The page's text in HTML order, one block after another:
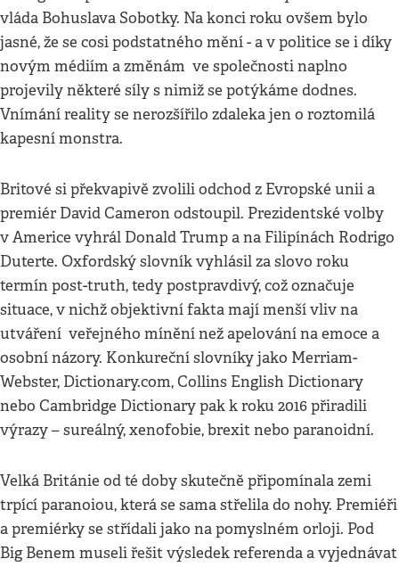
vláda Bohuslava Sobotky. Na konci roku ovšem bylo
jasné, že se cosi podstatného mění - a v politice se i díky
novým médiím a změnám ve společnosti naplno
projevily některé síly s nimiž se potýkáme dodnes.
Vnímání reality se nerozšířilo zdaleka jen o roztomilá
kapesní monstra.
Britové si překvapivě zvolili odchod z Evropské unii a
premiér David Cameron odstoupil. Prezidentské volby
v Americe vyhrál Donald Trump a na Filipínách Rodrigo
Duterte. Oxfordský slovník vyhlásil za slovo roku
termín post-truth, tedy postpravdivý, což označuje
situace, v nichž objektivní fakta mají menší vliv na
utváření veřejného mínění než apelování na emoce a
osobní názory. Konkureční slovníky jako Merriam-
Webster, Dictionary.com, Collins English Dictionary
nebo Cambridge Dictionary pak k roku 2016 přiradili
výrazy – sureálný, xenofobie, brexit nebo paranoidní.
Velká Británie od té doby skutečně připomínala zemi
trpící paranoiou, která se sama střelila do nohy. Premiéři
a premiérky se střídali jako na pomyslném orloji. Pod
Big Benem museli řešit výsledek referenda a vyjednávat